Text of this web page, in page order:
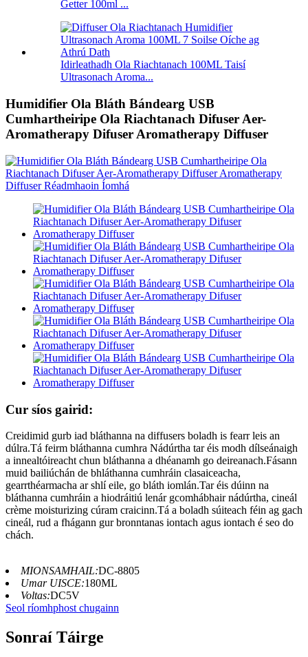
Getter 100ml ...
Idirleathadh Ola Riachtanach 100ML Taisí
Ultrasonach Aroma...
Humidifier Ola Bláth Bándearg USB
Cumhartheiripe Ola Riachtanach Difuser Aer-
Aromatherapy Difuser Aromatherapy Diffuser
Cur síos gairid:
Creidimid gurb iad bláthanna na diffusers boladh is fearr leis an
dúlra.Tá feirm bláthanna cumhra Nádúrtha tar éis modh dílseánaigh
a innealtóireacht chun bláthanna a dhéanamh go deireanach.Fásann
muid bailiúchán de bhláthanna cumhráin clasaiceacha,
gearrthéarmacha ar shlí eile, go bláth iomlán.Tar éis dúinn na
bláthanna cumhráin a hiodráitiú lenár gcomhábhair nádúrtha, cineál
crème moisturizing cúram craicinn.Tá a boladh súiteach féin ag gach
cineál, rud a fhágann gur bronntanas iontach agus iontach é seo do
chách.
MIONSAMHAIL:DC-8805
Umar UISCE:180ML
Voltas:DC5V
Seol ríomhphost chugainn
Sonraí Táirge